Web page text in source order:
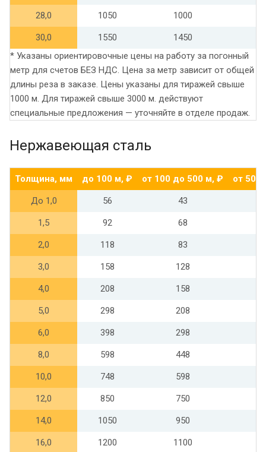
28,0 1050 1000
30,0 1550
1450
* Указаны ориентировочные цены на работу за погонный
метр для счетов БЕЗ НДС. Цена за метр зависит от общей
длины реза в заказе. Цены указаны для тиражей свыше
1000 м. Для тиражей свыше 3000 м. действуют
специальные предложения — уточняйте в отделе продаж.
Нержавеющая сталь
Толщина, мм до 100 м, ₽ от 100 до 500 м, ₽ от 500
До 1,0 56 43
1,5 92 68
2,0 118 83
3,0 158 128
4,0 208 158
5,0 298 208
6,0 398 298
8,0 598 448
10,0 748 598
12,0 850 750
14,0 1050 950
16,0 1200
1100